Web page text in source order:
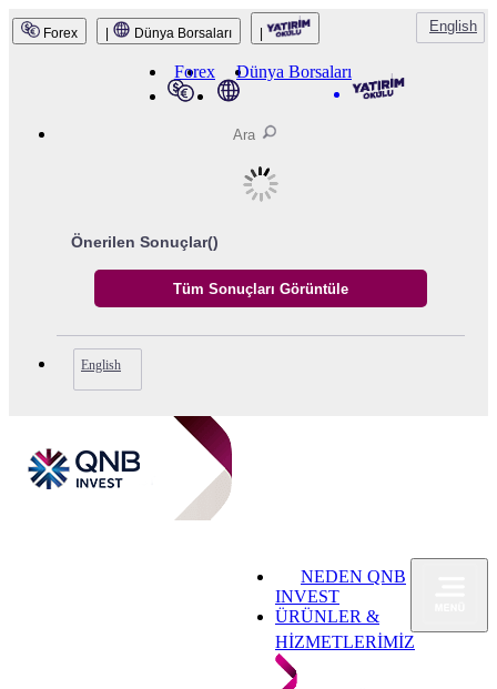
QNB Invest
Forex Dünya Borsaları English
Forex Dünya Borsaları
Önerilen Sonuçlar()
English
NEDEN QNB
INVEST
ÜRÜNLER &
HİZMETLERİMİZ